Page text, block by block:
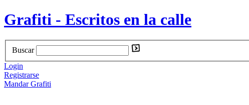
Grafiti - Escritos en la calle
Buscar
Login
Registrarse
Mandar Grafiti